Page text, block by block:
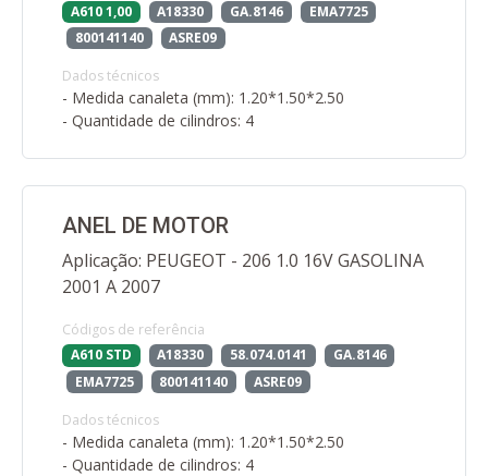
A610 1,00
A18330 GA.8146
EMA7725
800141140
ASRE09
Dados técnicos
- Medida canaleta (mm): 1.20*1.50*2.50
- Quantidade de cilindros: 4
ANEL DE MOTOR
Aplicação: PEUGEOT - 206 1.0 16V GASOLINA
2001 A 2007
Códigos de referência
A610 STD
A18330 58.074.0141
GA.8146
EMA7725
800141140 ASRE09
Dados técnicos
- Medida canaleta (mm): 1.20*1.50*2.50
- Quantidade de cilindros: 4